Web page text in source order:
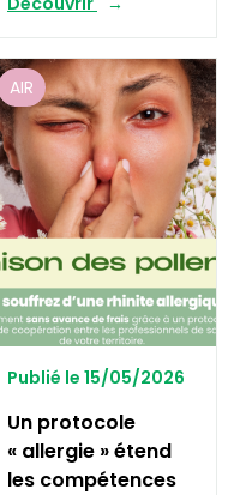
AIR
Publié le 15/05/2026
Un protocole
« allergie » étend
les compétences